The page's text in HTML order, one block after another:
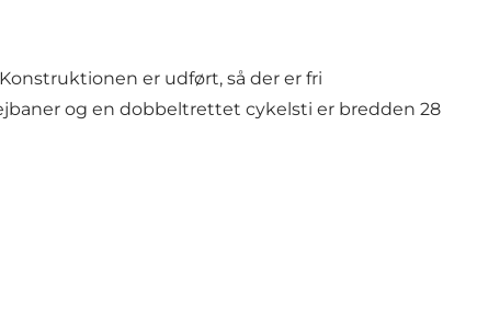
er udført, så der er fri
og en dobbeltrettet cykelsti er bredden 28